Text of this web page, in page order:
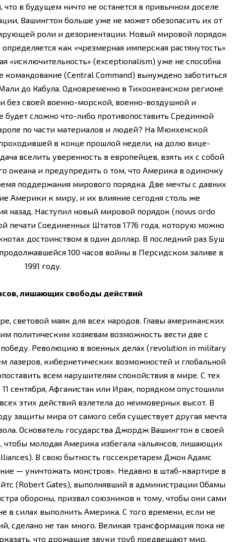
в будущем ничто не останется в привычном доселе
Вашингтон больше уже не может обезопасить их от
роли и дезориентации. Новый мировой порядок
как «чрезмерная имперская растянутость»
«исключительность» (exceptionalism) уже не способна
командование (Central Command) вынуждено заботиться
до Кабула. Одновременно в Тихоокеанском регионе
без своей военно-морской, военно-воздушной и
сложно что-либо противопоставить Срединной
по части материалов и людей? На Мюнхенской
в конце прошлой недели, на долю вице-
вселить уверенность в европейцев, взять их с собой
океана и предупредить о том, что Америка в одиночку
поддержания мирового порядка. Две мечты с давних
Америки к миру, и их влияние сегодня столь же
назад. Наступил новый мировой порядок (novus ordo
печати Соединенных Штатов 1776 года, которую можно
достоинством в один доллар. В последний раз Буш
100 часов войны в Персидском заливе в
1991 году.
лишающих свободы действий
световой маяк для всех народов. Главы американских
политическим хозяевам возможность вести две с
Революцию в военных делах (revolution in military
лазеров, кибернетических возможностей и глобальной
всем нарушителям спокойствия в мире. С тех
сентября, Афганистан или Ирак, порядком опустошили
этих действий взлетела до неимоверных высот. В
защиты мира от самого себя существует другая мечта
Основатель государства Джордж Вашингтон в своей
молодая Америка избегала «альянсов, лишающих
В свою бытность госсекретарем Джон Адамс
— уничтожать монстров». Недавно в штаб-квартире в
(Robert Gates), выполнявший в администрации Обамы
обороны, призвал союзников к тому, чтобы они сами
в силах выполнить Америка. С того времени, если не
сделано не так много. Великая трансформация пока не
что дрожащие звуки труб предвещают мир.